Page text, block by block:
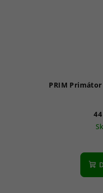
PRIM Primátor